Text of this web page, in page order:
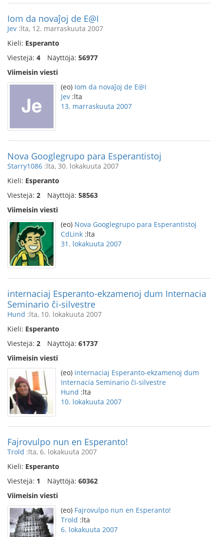
Iom da novaĵoj de E@I
Jev :lta, 12. marraskuuta 2007
Kieli: Esperanto
Viestejä: 4 Näyttöjä: 56977
Viimeisin viesti
(eo) Iom da novaĵoj de E@I
Jev :lta
13. marraskuuta 2007
Nova Googlegrupo para Esperantistoj
Starry1086 :lta, 30. lokakuuta 2007
Kieli: Esperanto
Viestejä: 2 Näyttöjä: 58563
Viimeisin viesti
(eo) Nova Googlegrupo para Esperantistoj
CdLink :lta
31. lokakuuta 2007
internaciaj Esperanto-ekzamenoj dum Internacia
Seminario ĉi-silvestre
Hund :lta, 10. lokakuuta 2007
Kieli: Esperanto
Viestejä: 2 Näyttöjä: 61737
Viimeisin viesti
(eo) internaciaj Esperanto-ekzamenoj dum
Internacia Seminario ĉi-silvestre
Hund :lta
10. lokakuuta 2007
Fajrovulpo nun en Esperanto!
Trold :lta, 6. lokakuuta 2007
Kieli: Esperanto
Viestejä: 1 Näyttöjä: 60362
Viimeisin viesti
(eo) Fajrovulpo nun en Esperanto!
Trold :lta
6. lokakuuta 2007